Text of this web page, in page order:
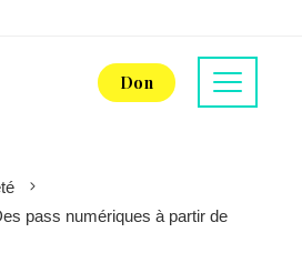
Don
pass numériques à partir de